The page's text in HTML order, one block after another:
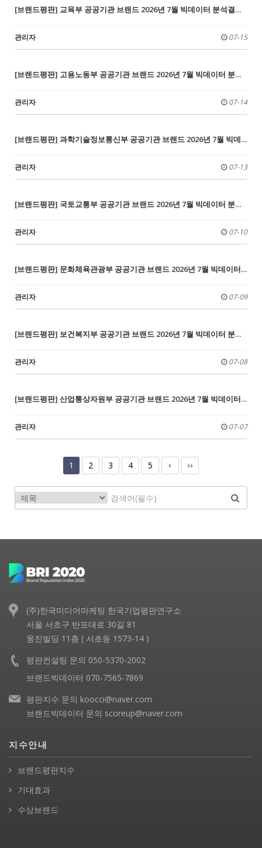
[브랜드평판] 교육부 공공기관 브랜드 2026년 7월 빅데이터 분석결과...1위 서울대학교병원, 2위 한국장학재단, 3위 부산대학교병원
관리자 07-15
[브랜드평판] 고용노동부 공공기관 브랜드 2026년 7월 빅데이터 분석결과...1위 한국산업인력공단, 2위 근로복지공단, 3위 한국장애인고용공단
관리자 07-14
[브랜드평판] 과학기술정보통신부 공공기관 브랜드 2026년 7월 빅데이터 분석결과...1위 한국인터넷진흥원, 2위 한국연구재단, 3위 정보통신산업진흥원
관리자 07-13
[브랜드평판] 국토교통부 공공기관 브랜드 2026년 7월 빅데이터 분석결과...1위 한국도로공사, 2위 한국교통안전공단, 3위 한국부동산원
관리자 07-10
[브랜드평판] 문화체육관광부 공공기관 브랜드 2026년 7월 빅데이터 분석결과...1위 한국관광공사, 2위 예술의 전당, 3위 한국콘텐츠진흥원
관리자 07-09
[브랜드평판] 보건복지부 공공기관 브랜드 2026년 7월 빅데이터 분석결과...1위 국민연금공단, 2위 국민건강보험공단, 3위 대한적십자사
관리자 07-08
[브랜드평판] 산업통상자원부 공공기관 브랜드 2026년 7월 빅데이터 분석결과...1위 한국전력공사, 2위 한국석유공사, 3위 한국가스공사
관리자 07-07
1 2 3 4 5
(주)한국미디어마케팅 한국기업평판연구소
서울 서초구 반포대로 30길 81
웅진빌딩 11층 ( 서초동 1573-14 )
평판컨설팅 문의 050-5370-2002
브랜드빅데이터 070-7565-7869
평판지수 문의 koocci@naver.com
브랜드빅데이터 문의 scoreup@naver.com
지수안내
브랜드평판지수
기대효과
수상브랜드